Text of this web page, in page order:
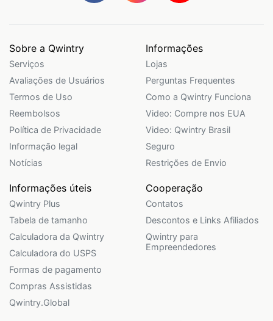
Sobre a Qwintry
Serviços
Avaliações de Usuários
Termos de Uso
Reembolsos
Política de Privacidade
Informação legal
Notícias
Informações
Lojas
Perguntas Frequentes
Como a Qwintry Funciona
Video: Compre nos EUA
Video: Qwintry Brasil
Seguro
Restrições de Envio
Informações úteis
Qwintry Plus
Tabela de tamanho
Calculadora da Qwintry
Calculadora do USPS
Formas de pagamento
Compras Assistidas
Qwintry.Global
Cooperação
Contatos
Descontos e Links Afiliados
Qwintry para
Empreendedores